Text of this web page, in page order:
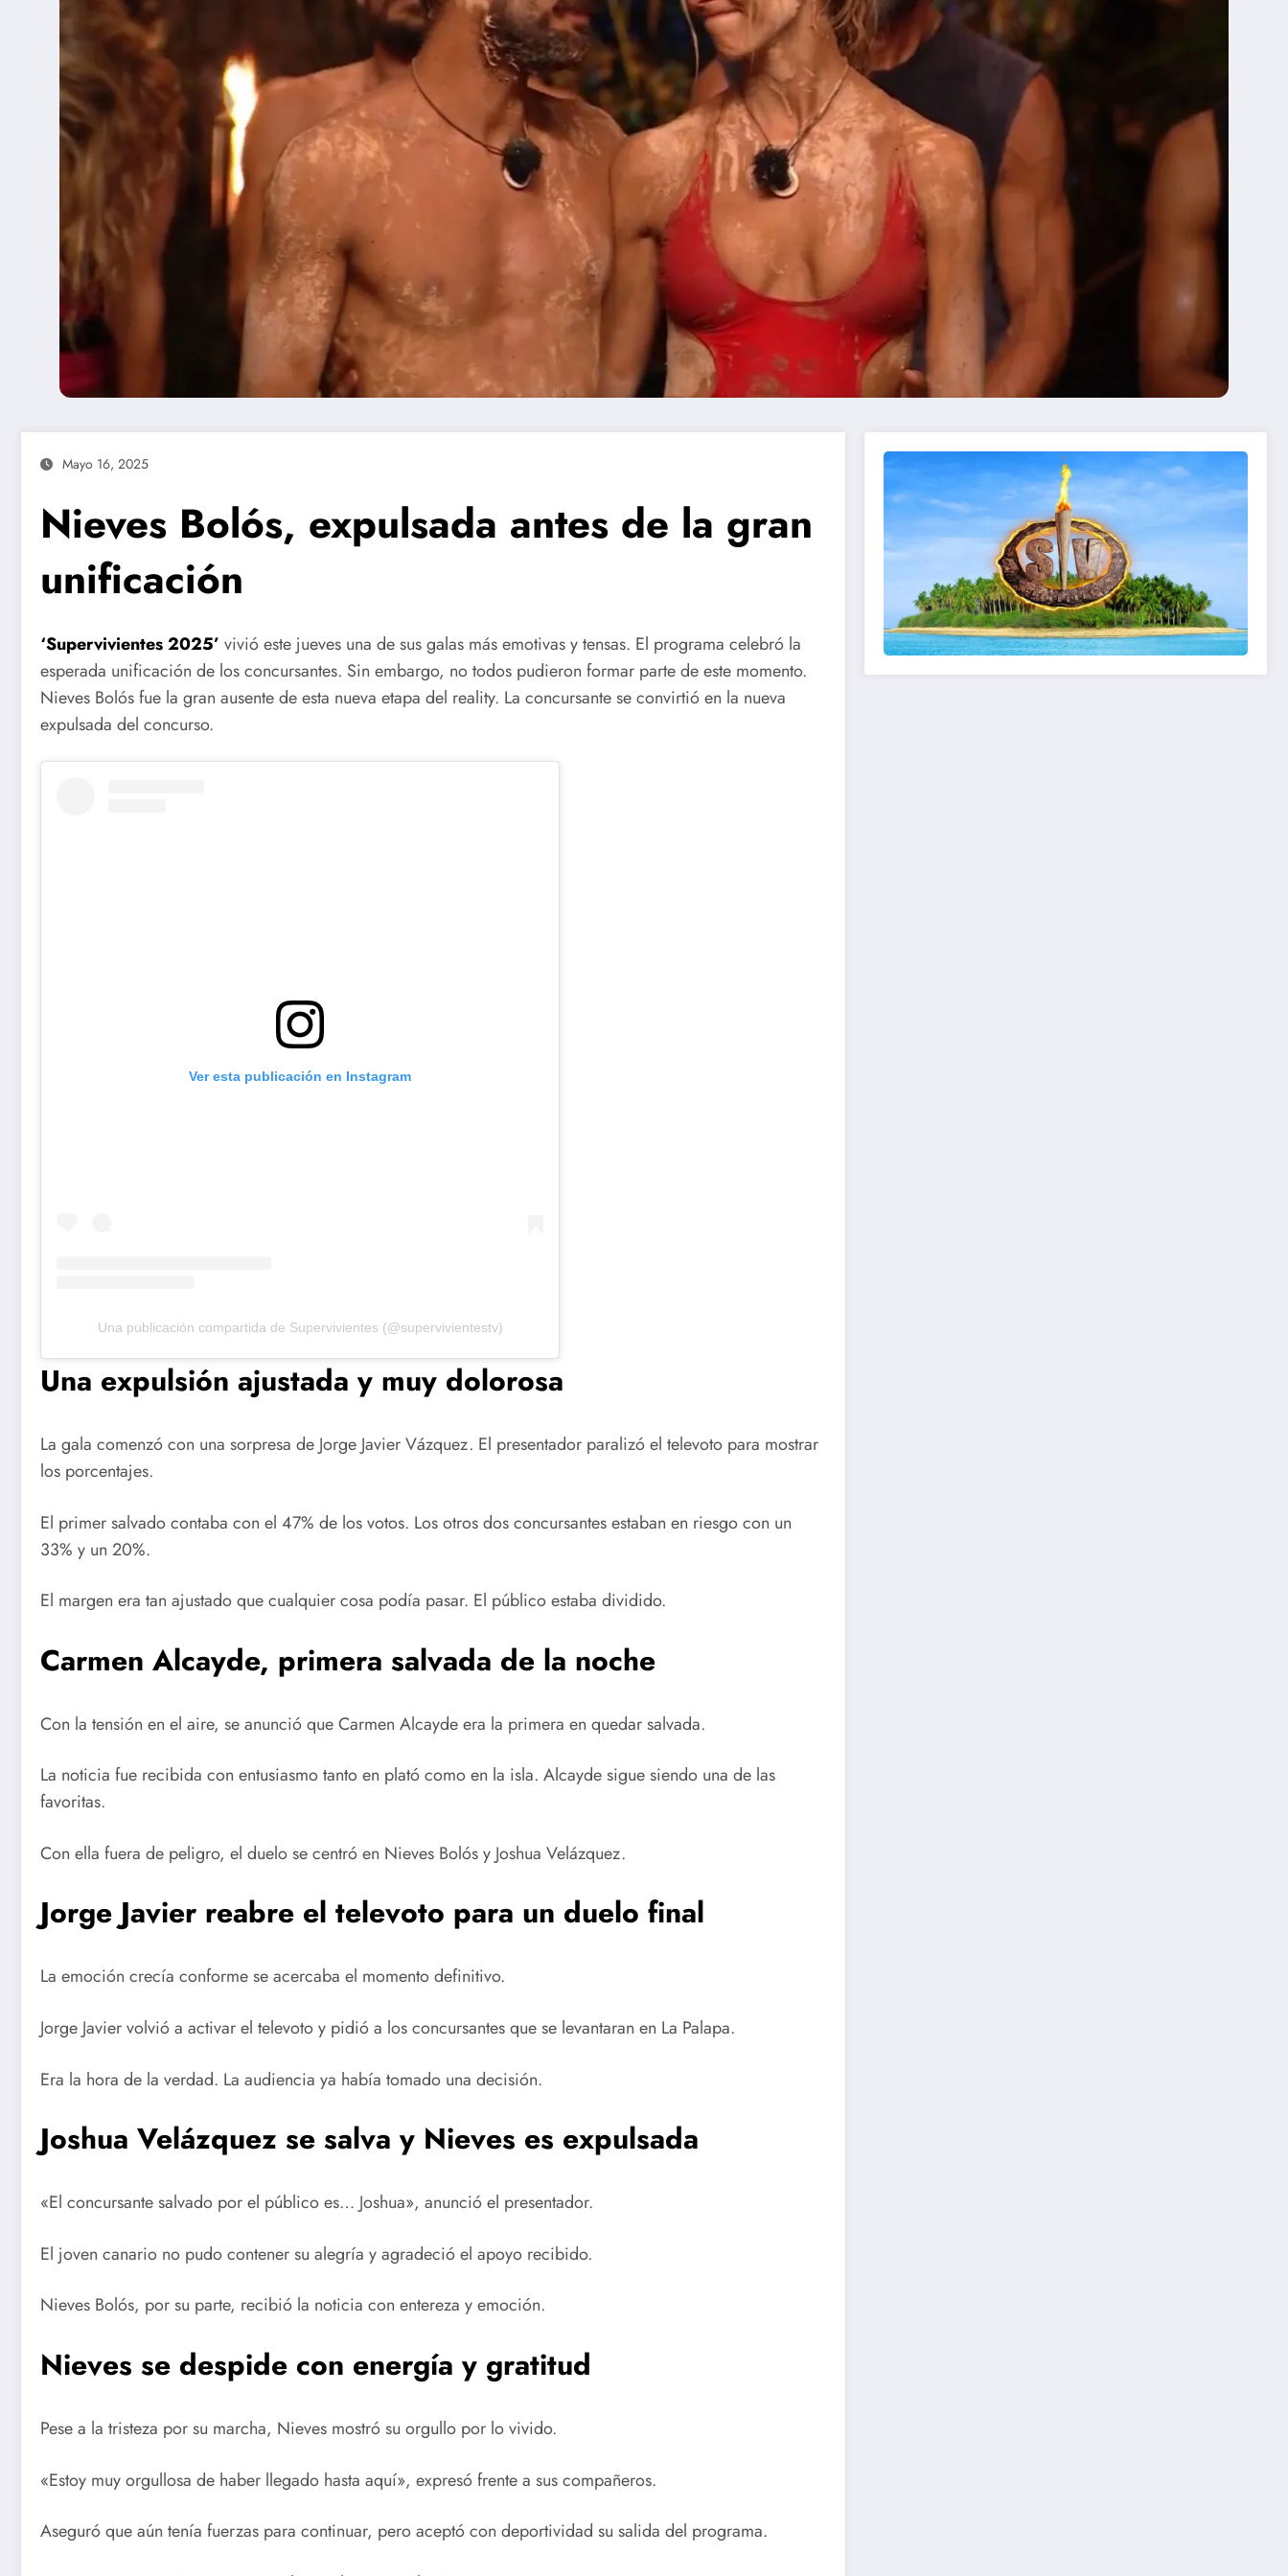
Mayo 16, 2025
Nieves Bolós, expulsada antes de la gran
unificación
‘Supervivientes 2025’ vivió este jueves una de sus galas más emotivas y tensas. El programa celebró la
esperada unificación de los concursantes. Sin embargo, no todos pudieron formar parte de este momento.
Nieves Bolós fue la gran ausente de esta nueva etapa del reality. La concursante se convirtió en la nueva
expulsada del concurso.
Ver esta publicación en Instagram
Una publicación compartida de Supervivientes (@supervivientestv)
Una expulsión ajustada y muy dolorosa
La gala comenzó con una sorpresa de Jorge Javier Vázquez. El presentador paralizó el televoto para mostrar
los porcentajes.
El primer salvado contaba con el 47% de los votos. Los otros dos concursantes estaban en riesgo con un
33% y un 20%.
El margen era tan ajustado que cualquier cosa podía pasar. El público estaba dividido.
Carmen Alcayde, primera salvada de la noche
Con la tensión en el aire, se anunció que Carmen Alcayde era la primera en quedar salvada.
La noticia fue recibida con entusiasmo tanto en plató como en la isla. Alcayde sigue siendo una de las
favoritas.
Con ella fuera de peligro, el duelo se centró en Nieves Bolós y Joshua Velázquez.
Jorge Javier reabre el televoto para un duelo final
La emoción crecía conforme se acercaba el momento definitivo.
Jorge Javier volvió a activar el televoto y pidió a los concursantes que se levantaran en La Palapa.
Era la hora de la verdad. La audiencia ya había tomado una decisión.
Joshua Velázquez se salva y Nieves es expulsada
«El concursante salvado por el público es… Joshua», anunció el presentador.
El joven canario no pudo contener su alegría y agradeció el apoyo recibido.
Nieves Bolós, por su parte, recibió la noticia con entereza y emoción.
Nieves se despide con energía y gratitud
Pese a la tristeza por su marcha, Nieves mostró su orgullo por lo vivido.
«Estoy muy orgullosa de haber llegado hasta aquí», expresó frente a sus compañeros.
Aseguró que aún tenía fuerzas para continuar, pero aceptó con deportividad su salida del programa.